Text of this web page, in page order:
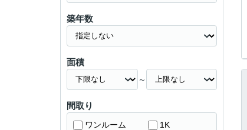
築年数
面積
～
間取り
ワンルーム 1K